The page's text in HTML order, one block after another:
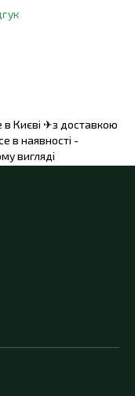
в Києві ✈з доставкою
в наявності -
вигляді